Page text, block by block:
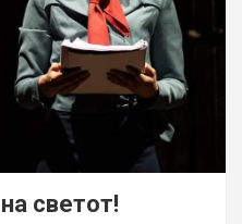
светот!